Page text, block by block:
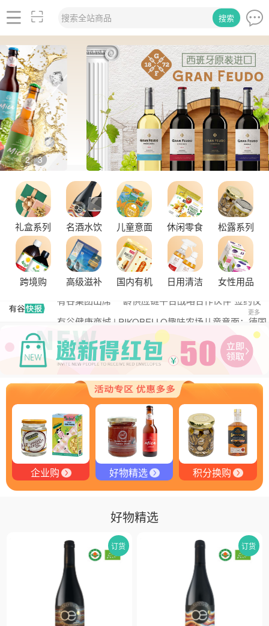
搜索全站商品 搜索
2 / 3
礼盒系列 名酒水饮 儿童意面 休闲零食 松露系列
跨境购 高级滋补 国内有机 日用清洁 女性用品
更多
有谷健康商城 | PIKOBELLO趣味农场儿童意面：德国
匠心打造的无盐健康新主张
有谷健康 | PIKOBELLO牌儿童意面：健康与美味的完
美结合
探寻黑钻奥秘：有谷健康与塞尔维亚黑松露的完美邂
逅
探秘塞尔维亚黑松露：舌尖上的黑钻石
品味卓越，OE 中欧有机双认证红酒的独特魅力
品味拉克索威斯威士忌，邂逅独特酒韵
舌尖上的塞尔维亚黑松露，你了解多少？
探秘塞尔维亚松露的独特魅力
黑松露的热量是多少？
企业购 好物精选 积分换购
好物精选
订货 订货